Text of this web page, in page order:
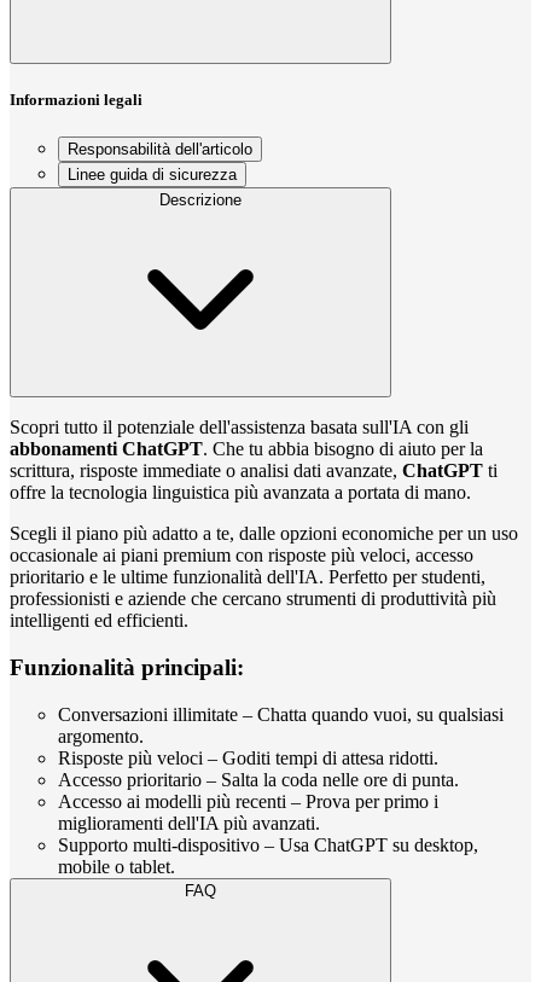
Informazioni legali
Responsabilità dell'articolo
Linee guida di sicurezza
Descrizione
Scopri tutto il potenziale dell'assistenza basata sull'IA con gli
abbonamenti ChatGPT. Che tu abbia bisogno di aiuto per la
scrittura, risposte immediate o analisi dati avanzate, ChatGPT ti
offre la tecnologia linguistica più avanzata a portata di mano.
Scegli il piano più adatto a te, dalle opzioni economiche per un uso
occasionale ai piani premium con risposte più veloci, accesso
prioritario e le ultime funzionalità dell'IA. Perfetto per studenti,
professionisti e aziende che cercano strumenti di produttività più
intelligenti ed efficienti.
Funzionalità principali:
Conversazioni illimitate – Chatta quando vuoi, su qualsiasi
argomento.
Risposte più veloci – Goditi tempi di attesa ridotti.
Accesso prioritario – Salta la coda nelle ore di punta.
Accesso ai modelli più recenti – Prova per primo i
miglioramenti dell'IA più avanzati.
Supporto multi-dispositivo – Usa ChatGPT su desktop,
mobile o tablet.
FAQ